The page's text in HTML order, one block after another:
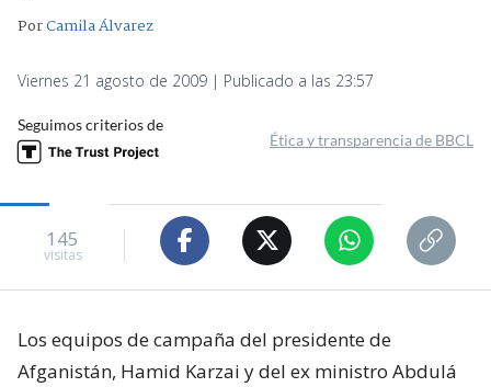
PorCamila Álvarez
Viernes 21 agosto de 2009 | Publicado a las 23:57
Seguimos criterios de
Ética y transparencia de BBCL
145
visitas
Los equipos de campaña del presidente de
Afganistán, Hamid Karzai y del ex ministro Abdulá